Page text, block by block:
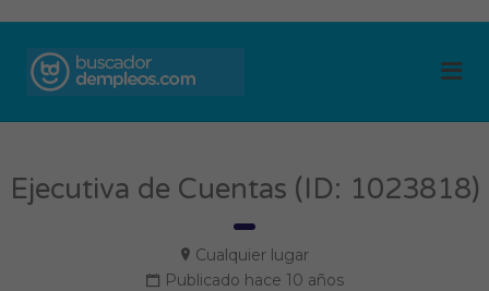
Ejecutiva de Cuentas (ID: 1023818)
Cualquier lugar
Publicado hace 10 años